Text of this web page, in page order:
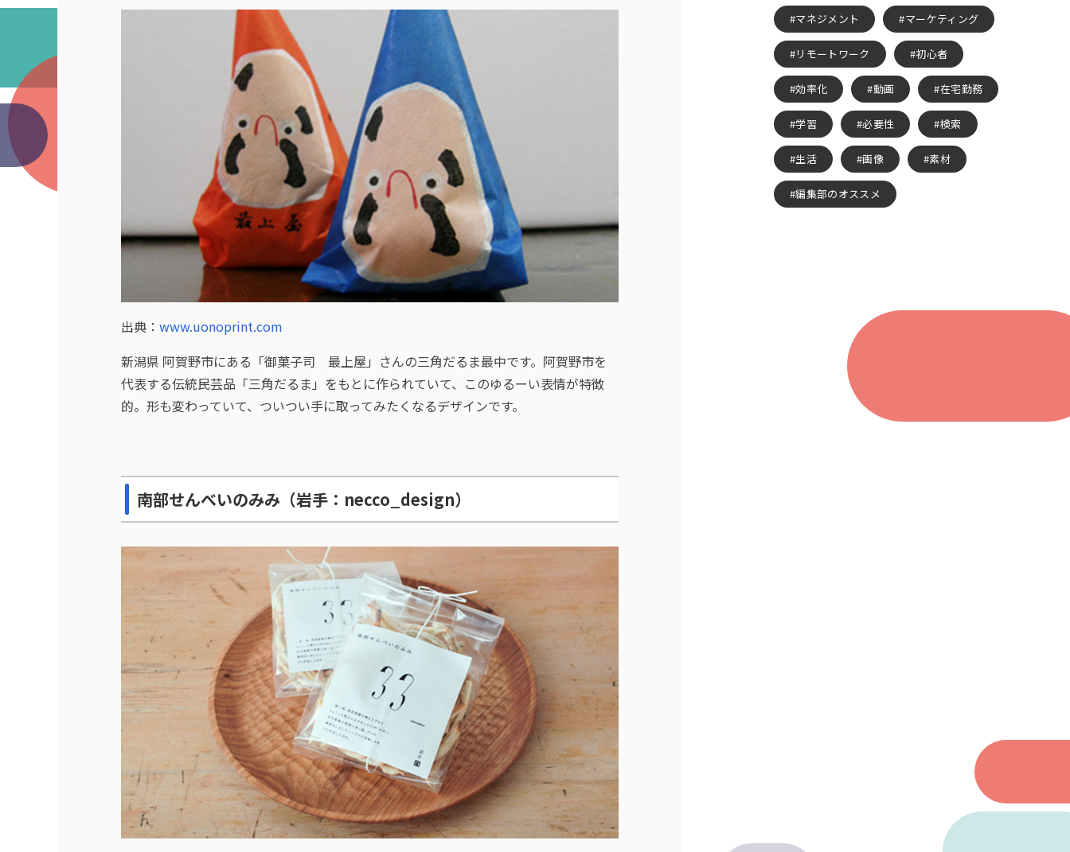
出典： www.uonoprint.com
新潟県 阿賀野市にある「御菓子司 最上屋」さんの三角だるま最中です。阿賀野市を
代表する伝統民芸品「三角だるま」をもとに作られていて、このゆるーい表情が特徴
的。形も変わっていて、ついつい手に取ってみたくなるデザインです。
南部せんべいのみみ（岩手：necco_design）
マネジメント マーケティング
リモートワーク 初心者
効率化 動画 在宅勤務
学習 必要性 検索
生活 画像 素材
編集部のオススメ